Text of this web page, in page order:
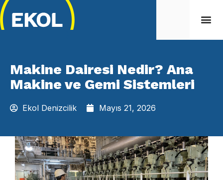
Makine Dairesi Nedir? Ana
Makine ve Gemi Sistemleri
Ekol Denizcilik Mayıs 21, 2026